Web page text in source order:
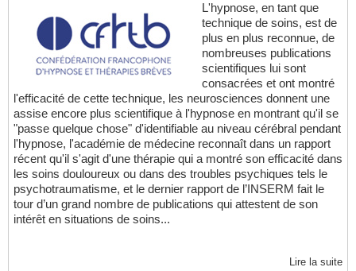
L'hypnose, en tant que
technique de soins, est de
plus en plus reconnue, de
nombreuses publications
scientifiques lui sont
consacrées et ont montré
l'efficacité de cette technique, les neurosciences donnent une
assise encore plus scientifique à l'hypnose en montrant qu'il se
"passe quelque chose" d'identifiable au niveau cérébral pendant
l'hypnose, l'académie de médecine reconnaît dans un rapport
récent qu'il s'agit d'une thérapie qui a montré son efficacité dans
les soins douloureux ou dans des troubles psychiques tels le
psychotraumatisme, et le dernier rapport de l’INSERM fait le
tour d’un grand nombre de publications qui attestent de son
intérêt en situations de soins...
Lire la suite